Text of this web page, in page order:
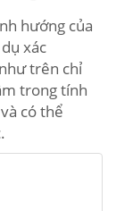
hướng của
xác
trên chỉ
trong tính
có thể